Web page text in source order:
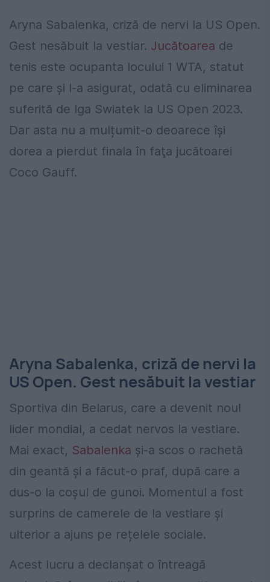
Aryna Sabalenka, criză de nervi la US Open.
Gest nesăbuit la vestiar. Jucătoarea de
tenis este ocupanta locului 1 WTA, statut
pe care și l-a asigurat, odată cu eliminarea
suferită de Iga Swiatek la US Open 2023.
Dar asta nu a mulțumit-o deoarece îşi
dorea a pierdut finala în faţa jucătoarei
Coco Gauff.
Aryna Sabalenka, criză de nervi la
US Open. Gest nesăbuit la vestiar
Sportiva din Belarus, care a devenit noul
lider mondial, a cedat nervos la vestiare.
Mai exact, Sabalenka și-a scos o rachetă
din geantă și a făcut-o praf, după care a
dus-o la coșul de gunoi. Momentul a fost
surprins de camerele de la vestiare și
ulterior a ajuns pe rețelele sociale.
Acest lucru a declanșat o întreagă